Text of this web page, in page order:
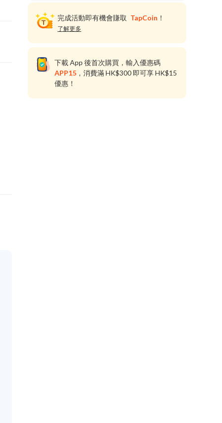
完成活動即有機會賺取 TapCoin ！
了解更多
下載 App 後首次購買，輸入優惠碼
APP15 ，消費滿 HK$300 即可享 HK$15
優惠！